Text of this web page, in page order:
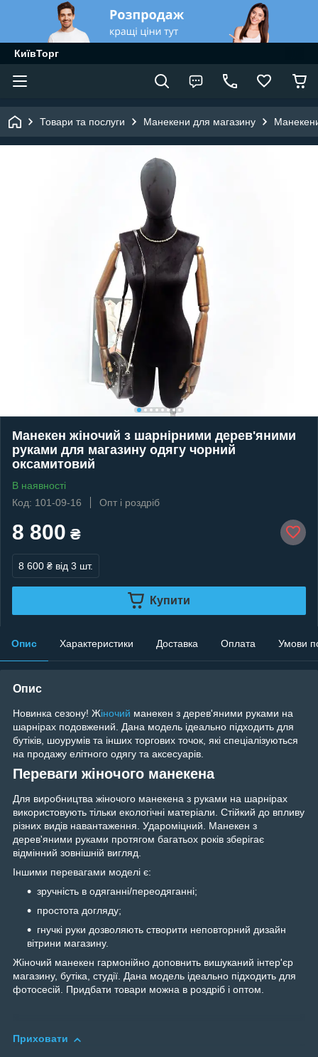
КиївТорг
Товари та послуги Манекени для магазину
Манекен жіночий з шарнірними дерев'яними
руками для магазину одягу чорний
оксамитовий
В наявності
Код: 101-09-16
Опт і роздріб
8 800 ₴
8 600 ₴ від 3 шт.
Купити
Опис Характеристики Доставка Оплата Умови
Опис
Новинка сезону! Жіночий манекен з дерев'яними руками на
шарнірах подовжений. Дана модель ідеально підходить для
бутіків, шоурумів та інших торгових точок, які спеціалізуються
на продажу елітного одягу та аксесуарів.
Переваги жіночого манекена
Для виробництва жіночого манекена з руками на шарнірах
використовують тільки екологічні матеріали. Стійкий до впливу
різних видів навантаження. Удароміцний. Манекен з
дерев'яними руками протягом багатьох років зберігає
відмінний зовнішній вигляд.
Іншими перевагами моделі є:
зручність в одяганні/переодяганні;
простота догляду;
гнучкі руки дозволяють створити неповторний дизайн
вітрини магазину.
Жіночий манекен гармонійно доповнить вишуканий інтер'єр
магазину, бутіка, студії. Дана модель ідеально підходить для
фотосесій. Придбати товари можна в роздріб і оптом.
Приховати